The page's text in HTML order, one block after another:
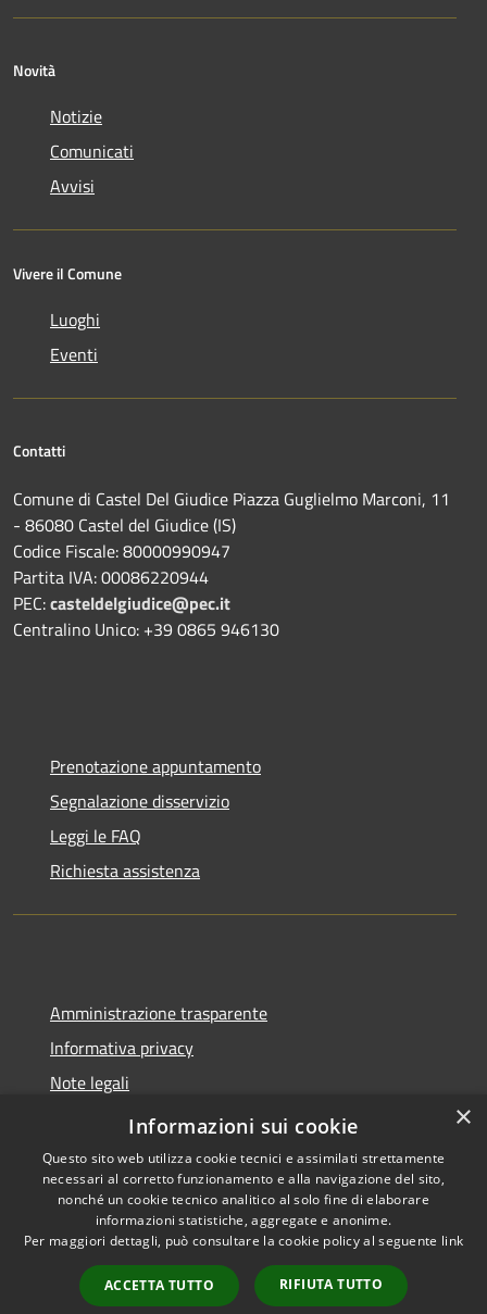
Novità
Notizie
Comunicati
Avvisi
Vivere il Comune
Luoghi
Eventi
Contatti
Comune di Castel Del Giudice Piazza Guglielmo Marconi, 11
- 86080 Castel del Giudice (IS)
Codice Fiscale: 80000990947
Partita IVA: 00086220944
PEC:casteldelgiudice@pec.it
Centralino Unico: +39 0865 946130
Prenotazione appuntamento
Segnalazione disservizio
Leggi le FAQ
Richiesta assistenza
Amministrazione trasparente
Informativa privacy
Note legali
Dichiarazione di accessibilità
Accessibilità
Copyright © 2026 • Comune di
Castel del Giudice • Powered by
Municipium•
Accesso
redazione
×
Informazioni sui cookie
Questo sito web utilizza cookie tecnici e assimilati strettamente
necessari al corretto funzionamento e alla navigazione del sito,
nonché un cookie tecnico analitico al solo fine di elaborare
informazioni statistiche, aggregate e anonime.
Per maggiori dettagli, può consultare la cookie policy al seguente link
ACCETTA TUTTO RIFIUTA TUTTO